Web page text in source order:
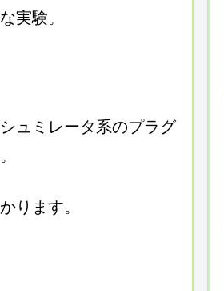
実験。
ュミレータ系のプラグ
ります。